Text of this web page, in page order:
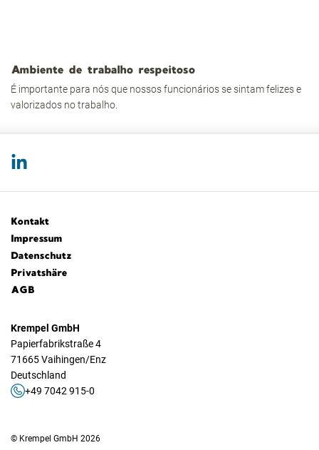
Ambiente de trabalho respeitoso
É importante para nós que nossos funcionários se sintam felizes e
valorizados no trabalho.
Kontakt
Impressum
Datenschutz
Privatshäre
AGB
Krempel GmbH
Papierfabrikstraße 4
71665 Vaihingen/Enz
Deutschland
+49 7042 915-0
© Krempel GmbH 2026